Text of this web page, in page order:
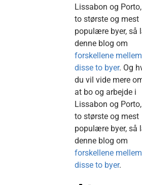
Lissabon og
to største og mest
populære byer, så
denne blog om
forskellene mellem
disse to byer. Og
du vil vide mere
at bo og arbejde i
Lissabon og
to største og mest
populære byer, så
denne blog om
forskellene mellem
disse to byer.